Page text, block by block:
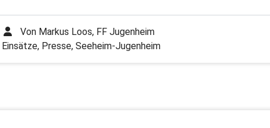
Von Markus Loos, FF Jugenheim
Einsätze, Presse, Seeheim-Jugenheim